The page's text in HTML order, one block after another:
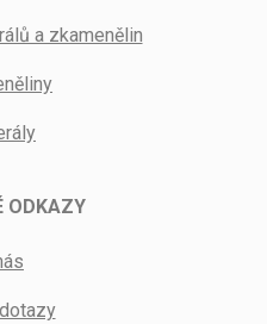
a zkamenělin
ODKAZY